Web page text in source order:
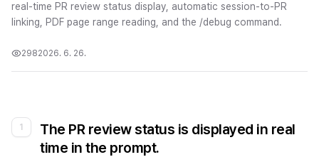
real-time PR review status display, automatic session-to-PR
linking, PDF page range reading, and the /debug command.
2982026. 6. 26.
1
The PR review status is displayed in real
time in the prompt.